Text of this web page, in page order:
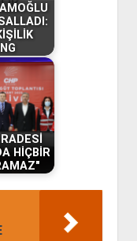
HİÇBİR